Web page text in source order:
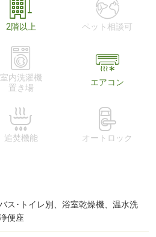
2階以上 ペット相談可
室内洗濯機
置き場
エアコン
追焚機能 オートロック
ス･トイレ別、浴室乾燥機、温水洗
便座